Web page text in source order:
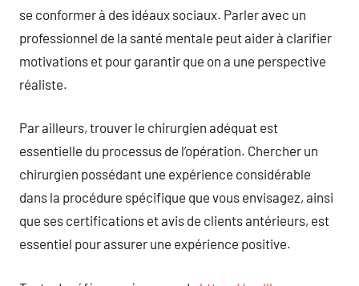
se conformer à des idéaux sociaux. Parler avec un
professionnel de la santé mentale peut aider à clarifier
motivations et pour garantir que on a une perspective
réaliste.
Par ailleurs, trouver le chirurgien adéquat est
essentielle du processus de l’opération. Chercher un
chirurgien possédant une expérience considérable
dans la procédure spécifique que vous envisagez, ainsi
que ses certifications et avis de clients antérieurs, est
essentiel pour assurer une expérience positive.